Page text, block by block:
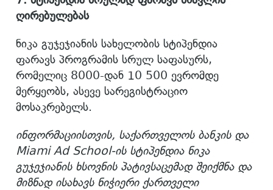
ღირებულებას
ნიკა გუჯეჯიანის სახელობის სტიპენდია
ფარავს პროგრამის სრულ საფასურს,
რომელიც 8000-დან 10 500 ევრომდე
მერყეობს, ასევე სარეგისტრაციო
მოსაკრებელს.
ინფორმაციისთვის, საქართველოს ბანკის და
Miami Ad School-ის სტიპენდია ნიკა
გუჯეჯიანის ხსოვნის პატივსაცემად შეიქმნა და
მიზნად ისახავს ნიჭიერი ქართველი